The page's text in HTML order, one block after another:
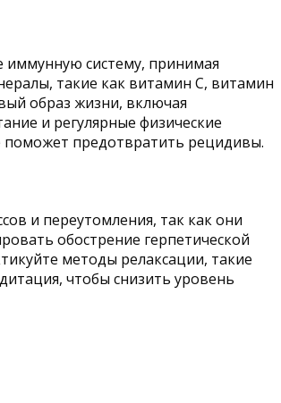
систему, принимая
такие как витамин C, витамин
образ жизни, включая
и регулярные физические
поможет предотвратить рецидивы.
и переутомления, так как они
обострение герпетической
методы релаксации, такие
чтобы снизить уровень